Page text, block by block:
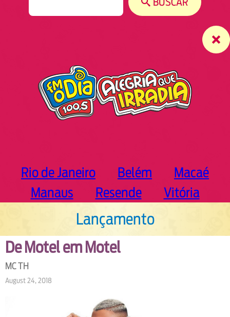
Rio de Janeiro Belém
Macaé
Manaus
Resende Vitória
Lançamento
De Motel em Motel
MC TH
August 24, 2018